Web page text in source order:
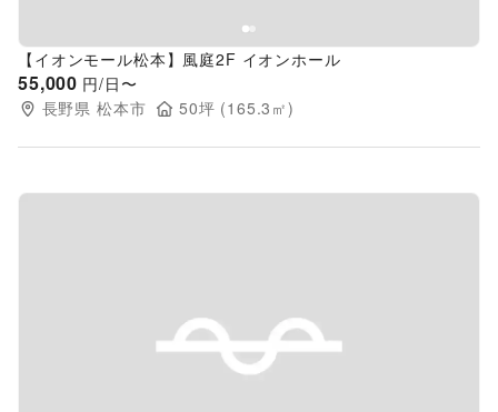
【イオンモール松本】風庭2F イオンホール
55,000 円/日〜
長野県 松本市 50坪 (165.3 ㎡)
Previous slide